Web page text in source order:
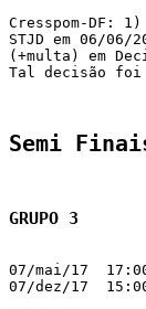
Cresspom-DF:
STJD em 06/
(+multa) em
Tal decisão foi
Semi
GRUPO 3
07/mai/17
07/dez/17